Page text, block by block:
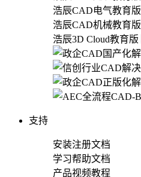
浩辰CAD电气教育版
浩辰CAD机械教育版
浩辰3D Cloud教育版
支持
安装注册文档
学习帮助文档
产品视频教程